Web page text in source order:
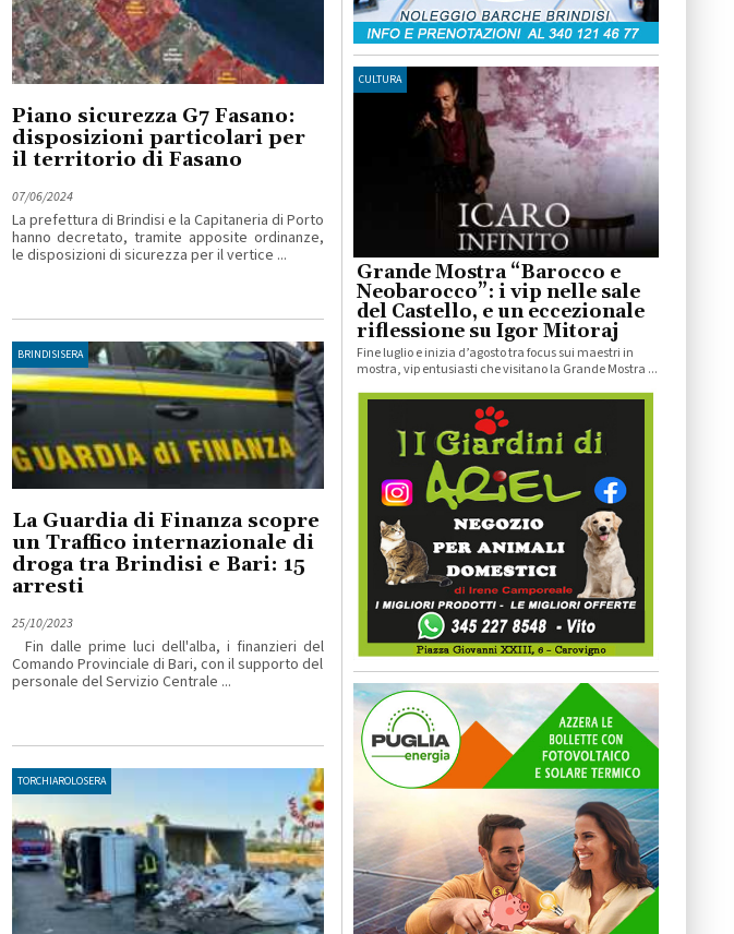
Piano sicurezza G7 Fasano:
disposizioni particolari per
il territorio di Fasano
07/06/2024
La prefettura di Brindisi e la Capitaneria di Porto
hanno decretato, tramite apposite ordinanze,
le disposizioni di sicurezza per il vertice ...
BRINDISISERA
La Guardia di Finanza scopre
un Traffico internazionale di
droga tra Brindisi e Bari: 15
arresti
25/10/2023
Fin dalle prime luci dell'alba, i finanzieri del
Comando Provinciale di Bari, con il supporto del
personale del Servizio Centrale ...
TORCHIAROLOSERA
CULTURA
Grande Mostra “Barocco e
Neobarocco”: i vip nelle sale
del Castello, e un eccezionale
riflessione su Igor Mitoraj
Fine luglio e inizia d’agosto tra focus sui maestri in
mostra, vip entusiasti che visitano la Grande Mostra ...